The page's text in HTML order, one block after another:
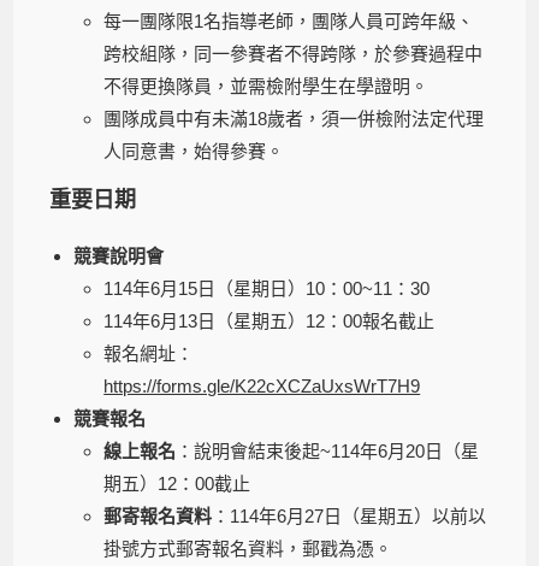
每一團隊限1名指導老師，團隊人員可跨年級、
跨校組隊，同一參賽者不得跨隊，於參賽過程中
不得更換隊員，並需檢附學生在學證明。
團隊成員中有未滿18歲者，須一併檢附法定代理
人同意書，始得參賽。
重要日期
競賽說明會
114年6月15日（星期日）10：00~11：30
114年6月13日（星期五）12：00報名截止
報名網址：
https://forms.gle/K22cXCZaUxsWrT7H9
競賽報名
線上報名 ：說明會結束後起~114年6月20日（星
期五）12：00截止
郵寄報名資料 ：114年6月27日（星期五）以前以
掛號方式郵寄報名資料，郵戳為憑。